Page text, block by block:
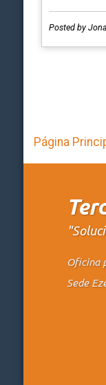
Posted by
Página
Oficina
Sede